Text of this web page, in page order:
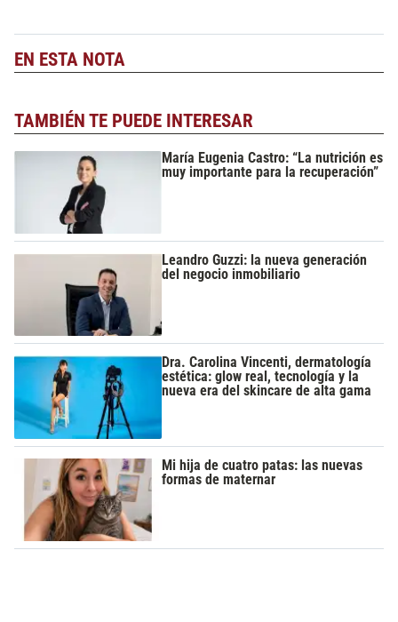
EN ESTA NOTA
TAMBIÉN TE PUEDE INTERESAR
María Eugenia Castro: “La nutrición es
muy importante para la recuperación”
Leandro Guzzi: la nueva generación
del negocio inmobiliario
Dra. Carolina Vincenti, dermatología
estética: glow real, tecnología y la
nueva era del skincare de alta gama
Mi hija de cuatro patas: las nuevas
formas de maternar